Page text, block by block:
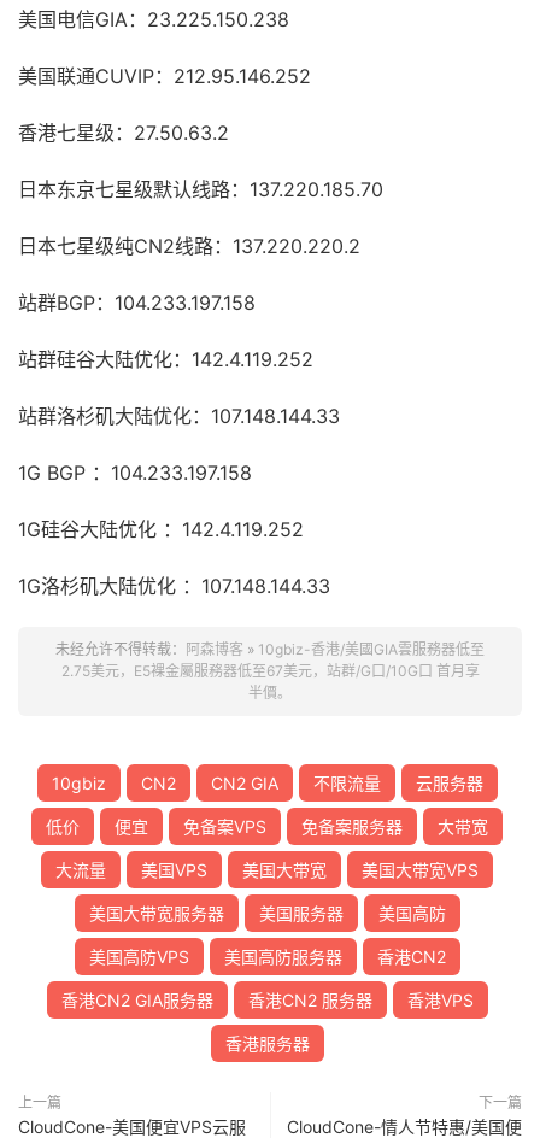
美国电信GIA：23.225.150.238
美国联通CUVIP：212.95.146.252
香港七星级：27.50.63.2
日本东京七星级默认线路：137.220.185.70
日本七星级纯CN2线路：137.220.220.2
站群BGP：104.233.197.158
站群硅谷大陆优化：142.4.119.252
站群洛杉矶大陆优化：107.148.144.33
1G BGP ：104.233.197.158
1G硅谷大陆优化 ：142.4.119.252
1G洛杉矶大陆优化 ：107.148.144.33
未经允许不得转载： 阿森博客 » 10gbiz-香港/美國GIA雲服務器低至
2.75美元，E5裸金屬服務器低至67美元，站群/G口/10G口 首月享
半價。
10gbiz CN2 CN2 GIA 不限流量 云服务器
低价 便宜 免备案VPS 免备案服务器 大带宽
大流量 美国VPS 美国大带宽 美国大带宽VPS
美国大带宽服务器 美国服务器 美国高防
美国高防VPS 美国高防服务器 香港CN2
香港CN2 GIA服务器 香港CN2 服务器 香港VPS
香港服务器
上一篇
CloudCone-美国便宜VPS云服
下一篇
CloudCone-情人节特惠/美国便